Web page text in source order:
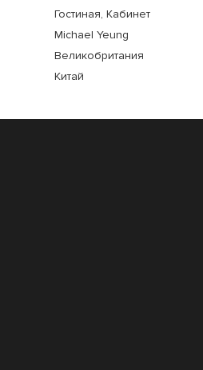
Гостиная, Кабинет
Michael Yeung
Великобритания
Китай